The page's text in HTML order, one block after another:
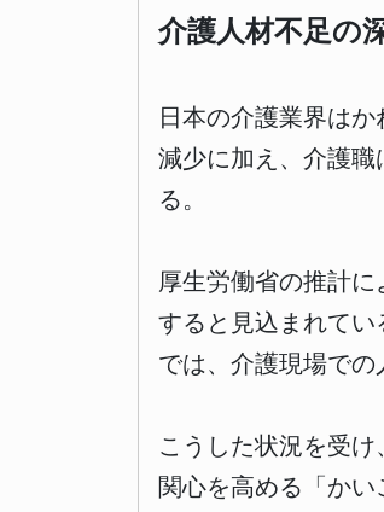
介護人材不足の
日本の介護業界は
減少に加え、介護
る。
厚生労働省の推計
すると見込まれて
では、介護現場での
こうした状況を受
関心を高める「か